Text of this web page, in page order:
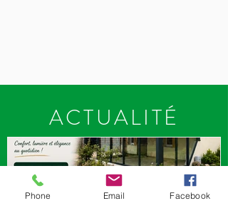
ACTUALITÉ
Phone Email Facebook